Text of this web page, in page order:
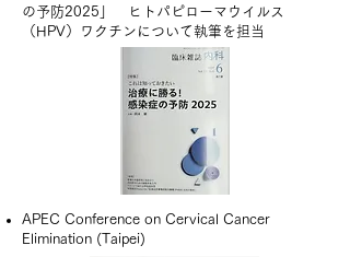
の予防2025」 ヒトパピローマウイルス
（HPV）ワクチンについて執筆を担当
​APEC Conference on Cervical Cancer
Elimination (Taipei)